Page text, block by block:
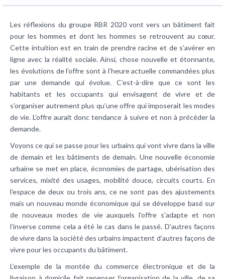
Les réflexions du groupe RBR 2020 vont vers un bâtiment fait
pour les hommes et dont les hommes se retrouvent au cœur.
Cette intuition est en train de prendre racine et de s’avérer en
ligne avec la réalité sociale. Ainsi, chose nouvelle et étonnante,
les évolutions de l’offre sont à l’heure actuelle commandées plus
par une demande qui évolue. C’est-à-dire que ce sont les
habitants et les occupants qui envisagent de vivre et de
s’organiser autrement plus qu’une offre qui imposerait les modes
de vie. L’offre aurait donc tendance à suivre et non à précéder la
demande.
Voyons ce qui se passe pour les urbains qui vont vivre dans la ville
de demain et les bâtiments de demain. Une nouvelle économie
urbaine se met en place, économies de partage, ubérisation des
services, mixité des usages, mobilité douce, circuits courts. En
l’espace de deux ou trois ans, ce ne sont pas des ajustements
mais un nouveau monde économique qui se développe basé sur
de nouveaux modes de vie auxquels l’offre s’adapte et non
l’inverse comme cela a été le cas dans le passé. D’autres façons
de vivre dans la société des urbains impactent d’autres façons de
vivre pour les occupants du bâtiment.
L’exemple de la montée du commerce électronique et de la